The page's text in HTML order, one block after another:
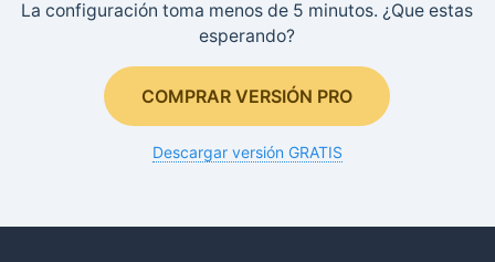
La configuración toma menos de 5 minutos. ¿Que estas
esperando?
COMPRAR VERSIÓN PRO
Descargar versión GRATIS